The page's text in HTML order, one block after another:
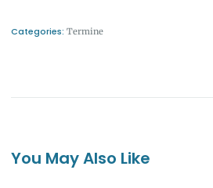
Categories: Termine
You May Also Like